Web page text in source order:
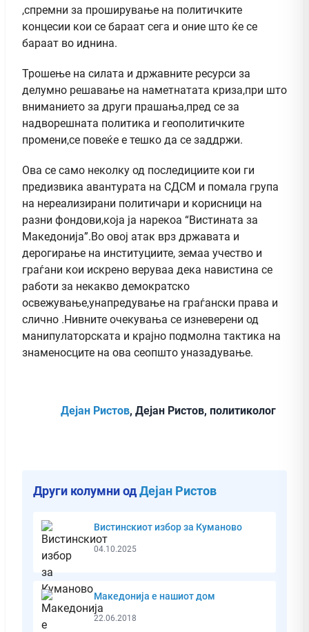
,спремни за проширување на политичките
концесии кои се бараат сега и оние што ќе се
бараат во иднина.
Трошење на силата и државните ресурси за
делумно решавање на наметнатата криза,при што
вниманието за други прашања,пред се за
надворешната политика и геополитичките
промени,се повеќе е тешко да се заддржи.
Ова се само неколку од последициите кои ги
предизвика авантурата на СДСМ и помала група
на нереализирани политичари и корисници на
разни фондови,која ја нарекоа “Вистината за
Македонија”.Во овој атак врз државата и
дерогирање на институциите, земаа учество и
граѓани кои искрено веруваа дека навистина се
работи за некакво демократско
освежување,унапредување на граѓански права и
слично .Нивните очекувања се изневерени од
манипулаторската и крајно подмолна тактика на
знаменосците на ова сеопшто уназадување.
Дејан Ристов, Дејан Ристов, политиколог
Други колумни одДејан Ристов
Вистинскиот избор за Куманово
04.10.2025
Македонија е нашиот дом
22.06.2018